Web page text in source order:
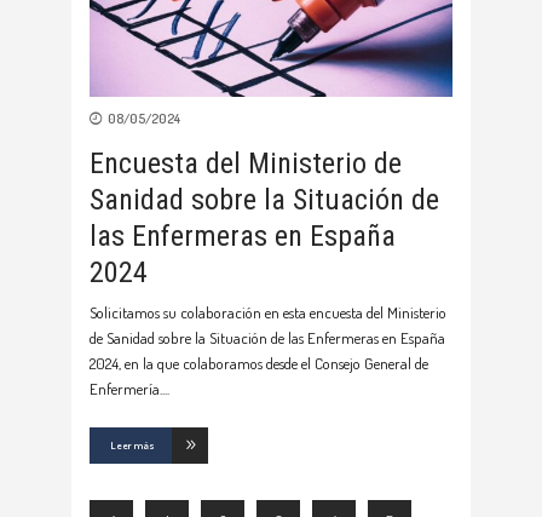
08/05/2024
Encuesta del Ministerio de
Sanidad sobre la Situación de
las Enfermeras en España
2024
Solicitamos su colaboración en esta encuesta del Ministerio
de Sanidad sobre la Situación de las Enfermeras en España
2024, en la que colaboramos desde el Consejo General de
Enfermería.
Leer más